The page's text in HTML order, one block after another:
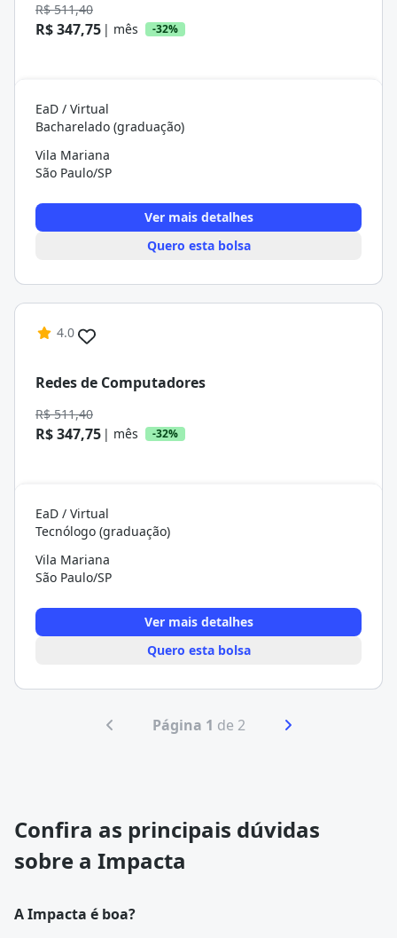
R$ 511,40
R$ 347,75 | mês -32%
EaD / Virtual
Bacharelado (graduação)
Vila Mariana
São Paulo/SP
Ver mais detalhes
Quero esta bolsa
4.0
Redes de Computadores
R$ 511,40
R$ 347,75 | mês -32%
EaD / Virtual
Tecnólogo (graduação)
Vila Mariana
São Paulo/SP
Ver mais detalhes
Quero esta bolsa
Página 1 de 2
Confira as principais dúvidas
sobre a Impacta
A Impacta é boa?